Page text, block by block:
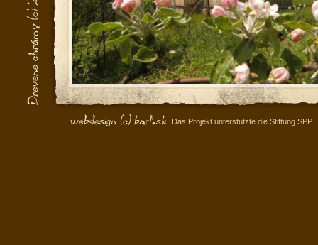
Das Projekt unterstützte die Stiftung SPP.